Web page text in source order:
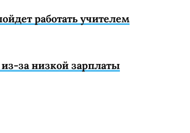
работать учителем
за низкой зарплаты